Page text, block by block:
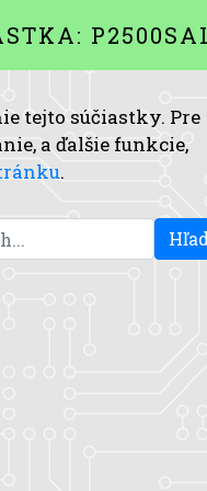
tejto súčiastky. Pre
a ďalšie funkcie,
.